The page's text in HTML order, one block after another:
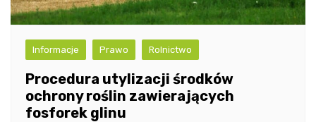
Informacje Prawo Rolnictwo
Procedura utylizacji środków
ochrony roślin zawierających
fosforek glinu